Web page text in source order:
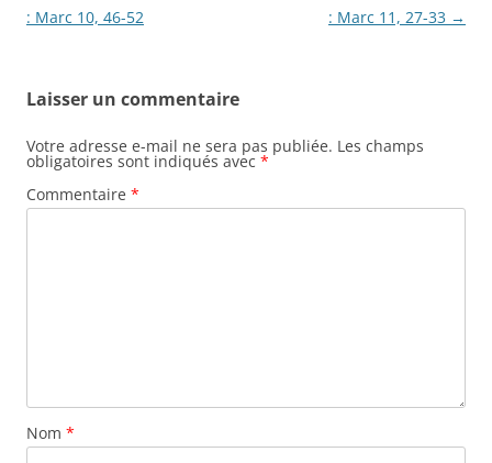
articles
: Marc 10, 46-52
: Marc 11, 27-33 →
Laisser un commentaire
Votre adresse e-mail ne sera pas publiée. Les champs
obligatoires sont indiqués avec *
Commentaire *
Nom *